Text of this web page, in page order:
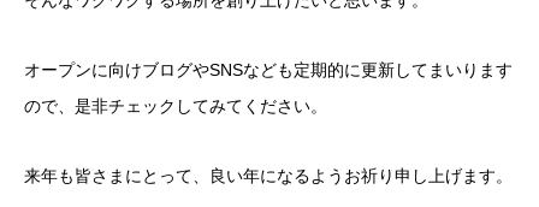
オープンに向けブログやSNSなども定期的に更新してまいります
ので、是非チェックしてみてください。
来年も皆さまにとって、良い年になるようお祈り申し上げます。